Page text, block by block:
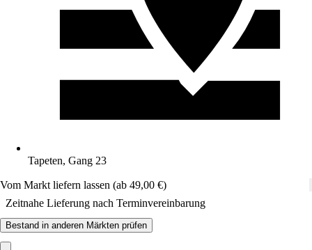
Tapeten, Gang 23
Vom Markt liefern lassen (ab 49,00 €)
Zeitnahe Lieferung nach Terminvereinbarung
Bestand in anderen Märkten prüfen